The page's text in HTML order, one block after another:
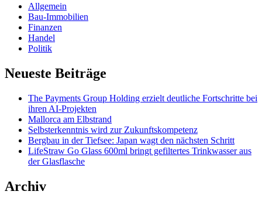
Allgemein
Bau-Immobilien
Finanzen
Handel
Politik
Neueste Beiträge
The Payments Group Holding erzielt deutliche Fortschritte bei
ihren AI-Projekten
Mallorca am Elbstrand
Selbsterkenntnis wird zur Zukunftskompetenz
Bergbau in der Tiefsee: Japan wagt den nächsten Schritt
LifeStraw Go Glass 600ml bringt gefiltertes Trinkwasser aus
der Glasflasche
Archiv